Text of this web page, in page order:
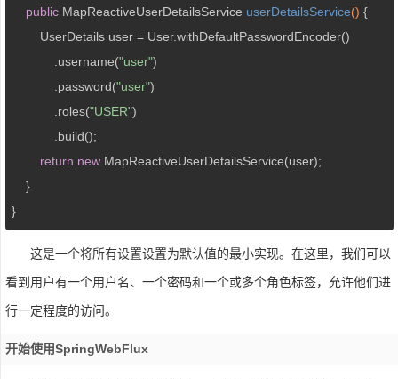
public MapReactiveUserDetailsService userDetailsService() {
        UserDetails user = User.withDefaultPasswordEncoder()
            .username(
"user")
            .password(
"user")
            .roles(
"USER")
            .build();
return new MapReactiveUserDetailsService(user);
    }
}
这是一个将所有设置设置为默认值的最小实现。在这里，我们可以
看到用户有一个用户名、一个密码和一个或多个角色标签，允许他们进
行一定程度的访问。
开始使用SpringWebFlux